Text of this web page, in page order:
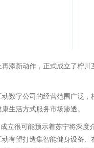
添新动作，正式成立了柠
数字公司的经营范围广泛
生活方式服务市场渗透。
立很可能预示着苏宁将深
有望打造集智能健身设备